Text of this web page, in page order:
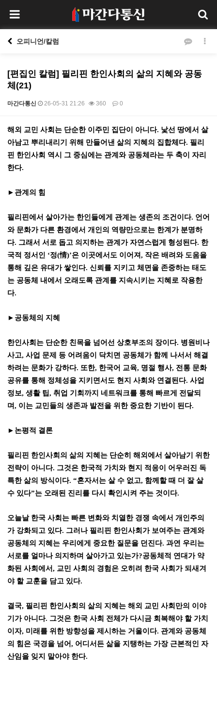
오피니언/칼럼
[편집인 칼럼] 필리핀 한인사회의 삶의 지혜와 공동
체(21)
마간다통신 26-05-31 21:26 360 0
본문
해외 교민 사회는 단순한 이주민 집단이 아니다. 낯선 땅에서 살
아남고 뿌리내리기 위해 만들어낸 삶의 지혜의 집합체다. 필리
핀 한인사회 역시 그 중심에는 관계와 공동체라는 두 축이 자리
한다.
► 관계의 힘
필리핀에서 살아가는 한인들에게 관계는 생존의 조건이다. 언어
와 문화가 다른 환경에서 개인의 역량만으로는 한계가 분명하
다. 그래서 서로 돕고 의지하는 관계가 자연스럽게 형성된다. 한
국적 정서인 ‘정(情)’은 이곳에서도 이어져, 작은 배려와 도움을
통해 깊은 유대가 쌓인다. 신뢰를 지키고 체면을 존중하는 태도
는 공동체 내에서 오래도록 관계를 지속시키는 지혜로 작용한
다.
► 공동체의 지혜
한인사회는 단순한 친목을 넘어선 상호부조의 장이다. 병원비나
사고, 사업 문제 등 어려움이 닥치면 공동체가 함께 나서서 해결
하려는 문화가 강하다. 또한, 한국어 교육, 명절 행사, 전통 문화
공유를 통해 정체성을 지키면서도 현지 사회와 연결된다. 사업
정보, 생활 팁, 취업 기회까지 네트워크를 통해 빠르게 전달되
며, 이는 교민들의 생존과 발전을 위한 중요한 기반이 된다.
► 논평적 결론
필리핀 한인사회의 삶의 지혜는 단순히 해외에서 살아남기 위한
전략이 아니다. 그것은 한국적 가치와 현지 적응이 어우러진 독
특한 삶의 방식이다. “혼자서는 살 수 없고, 함께할 때 더 잘 살
수 있다”는 오래된 진리를 다시 확인시켜 주는 것이다.
오늘날 한국 사회는 빠른 변화와 치열한 경쟁 속에서 개인주의
가 강화되고 있다. 그러나 필리핀 한인사회가 보여주는 관계와
공동체의 지혜는 우리에게 중요한 질문을 던진다. 과연 우리는
서로를 얼마나 의지하며 살아가고 있는가?공동체적 연대가 약
화된 사회에서, 교민 사회의 경험은 오히려 한국 사회가 되새겨
야 할 교훈을 담고 있다.
결국, 필리핀 한인사회의 삶의 지혜는 해외 교민 사회만의 이야
기가 아니다. 그것은 한국 사회 전체가 다시금 회복해야 할 가치
이자, 미래를 위한 방향성을 제시하는 거울이다. 관계와 공동체
의 힘은 국경을 넘어, 어디서든 삶을 지탱하는 가장 근본적인 자
산임을 잊지 말아야 한다.